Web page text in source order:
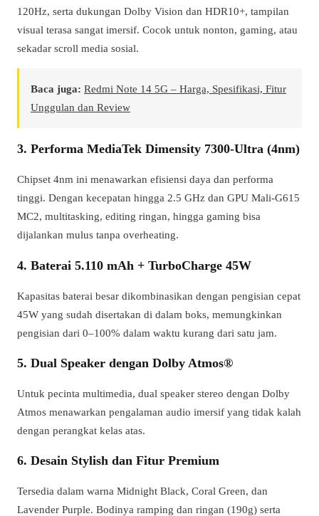
120Hz, serta dukungan Dolby Vision dan HDR10+, tampilan
visual terasa sangat imersif. Cocok untuk nonton, gaming, atau
sekadar scroll media sosial.
Baca juga: Redmi Note 14 5G – Harga, Spesifikasi, Fitur
Unggulan dan Review
3. Performa MediaTek Dimensity 7300-Ultra (4nm)
Chipset 4nm ini menawarkan efisiensi daya dan performa
tinggi. Dengan kecepatan hingga 2.5 GHz dan GPU Mali-G615
MC2, multitasking, editing ringan, hingga gaming bisa
dijalankan mulus tanpa overheating.
4. Baterai 5.110 mAh + TurboCharge 45W
Kapasitas baterai besar dikombinasikan dengan pengisian cepat
45W yang sudah disertakan di dalam boks, memungkinkan
pengisian dari 0–100% dalam waktu kurang dari satu jam.
5. Dual Speaker dengan Dolby Atmos®
Untuk pecinta multimedia, dual speaker stereo dengan Dolby
Atmos menawarkan pengalaman audio imersif yang tidak kalah
dengan perangkat kelas atas.
6. Desain Stylish dan Fitur Premium
Tersedia dalam warna Midnight Black, Coral Green, dan
Lavender Purple. Bodinya ramping dan ringan (190g) serta